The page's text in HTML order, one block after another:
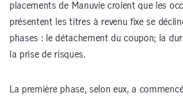
placements de Manuvie croient que les
présentent les titres à revenu fixe se
phases : le détachement du coupon; la
la prise de risques.
La première phase, selon eux, a